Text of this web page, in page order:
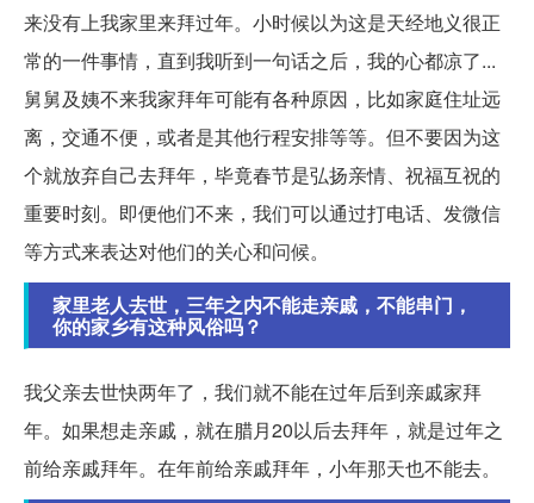
来没有上我家里来拜过年。小时候以为这是天经地义很正
常的一件事情，直到我听到一句话之后，我的心都凉了...
舅舅及姨不来我家拜年可能有各种原因，比如家庭住址远
离，交通不便，或者是其他行程安排等等。但不要因为这
个就放弃自己去拜年，毕竟春节是弘扬亲情、祝福互祝的
重要时刻。即便他们不来，我们可以通过打电话、发微信
等方式来表达对他们的关心和问候。
家里老人去世，三年之内不能走亲戚，不能串门，
你的家乡有这种风俗吗？
我父亲去世快两年了，我们就不能在过年后到亲戚家拜
年。如果想走亲戚，就在腊月20以后去拜年，就是过年之
前给亲戚拜年。在年前给亲戚拜年，小年那天也不能去。